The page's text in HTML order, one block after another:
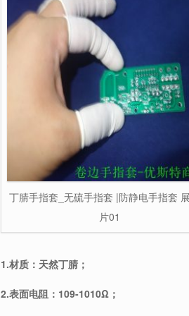
丁腈手指套_无硫手指套 |防静电手指套
片01
1.材质：天然丁腈；
2.表面电阻：109-1010Ω；